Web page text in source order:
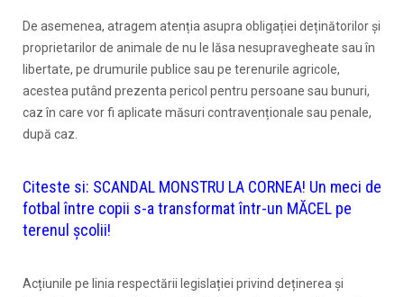
De asemenea, atragem atenția asupra obligației deținătorilor și
proprietarilor de animale de nu le lăsa nesupravegheate sau în
libertate, pe drumurile publice sau pe terenurile agricole,
acestea putând prezenta pericol pentru persoane sau bunuri,
caz în care vor fi aplicate măsuri contravenționale sau penale,
după caz.
Citeste si: SCANDAL MONSTRU LA CORNEA! Un meci de
fotbal între copii s-a transformat într-un MĂCEL pe
terenul școlii!
Acțiunile pe linia respectării legislației privind deținerea și